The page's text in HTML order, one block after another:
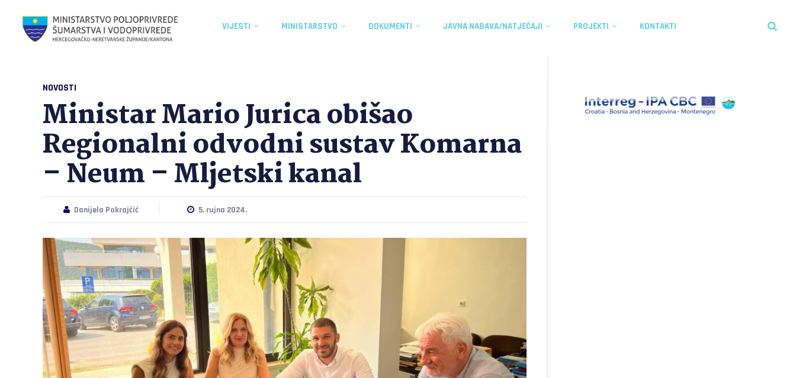
VIJESTI MINISTARSTVO DOKUMENTI JAVNA NABAVA/NATJEČAJI PROJEKTI KONTAKTI
NOVOSTI
Ministar Mario Jurica obišao
Regionalni odvodni sustav Komarna
– Neum – Mljetski kanal
Danijela Pokrajčić 5. rujna 2024.